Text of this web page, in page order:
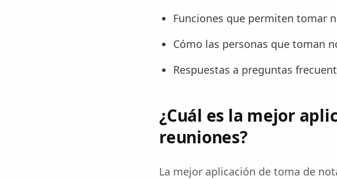
Funciones que permiten tomar
Cómo las personas que toman
Respuestas a preguntas
¿Cuál es la mejor
reuniones?
La mejor aplicación de toma de